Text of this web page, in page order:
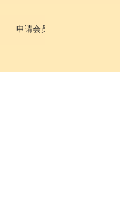
申请会员资格